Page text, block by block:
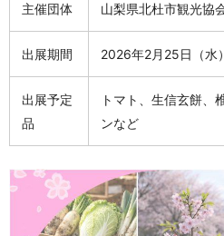
主催団体 山梨県北杜市観光協
出展期間 2026年2月25日（水
出展予定
品
トマト、生信玄餅、
ンなど